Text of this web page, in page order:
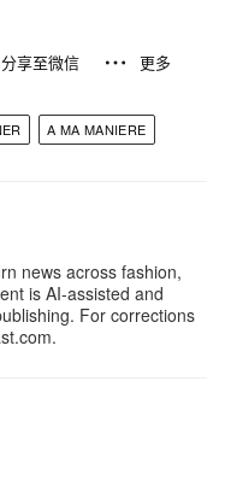
分享至微信 更多
A MA MANIERE
news across fashion,
is AI-assisted and
For corrections